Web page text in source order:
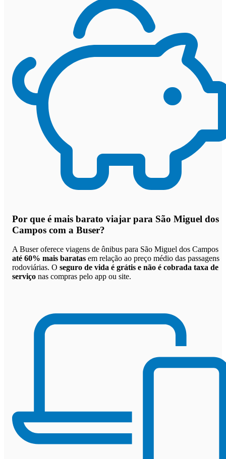
Por que é mais barato viajar para São Miguel dos
Campos com a Buser?
A Buser oferece viagens de ônibus para São Miguel dos Campos
até 60% mais baratas em relação ao preço médio das passagens
rodoviárias. O seguro de vida é grátis e não é cobrada taxa de
serviço nas compras pelo app ou site.